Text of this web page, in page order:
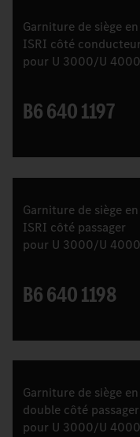
Garniture de siège
ISRI côté conducteur
pour U 3000/U
B6 640 1197
Garniture de siège
ISRI côté passager
pour U 3000/U
B6 640 1198
Garniture de siège
double côté passager
pour U 3000/U